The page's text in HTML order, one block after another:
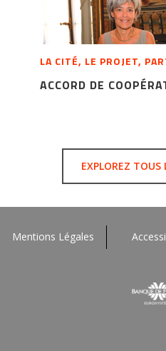
LA CITÉ, LE PROJET,
ACCORD DE
EXPLOREZ TOUS
Mentions Légales